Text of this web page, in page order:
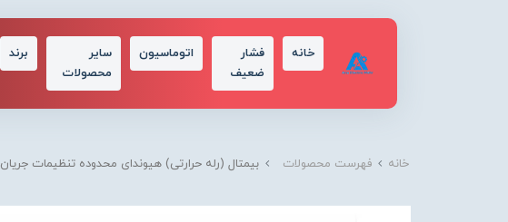
خانه
فشار
ضعیف
اتوماسیون
سایر
محصولات
برند
خانه فهرست محصولات بیمتال (رله حرارتی) هیوندای محدوده تنظیمات جریان 159 تا 265 آمپر